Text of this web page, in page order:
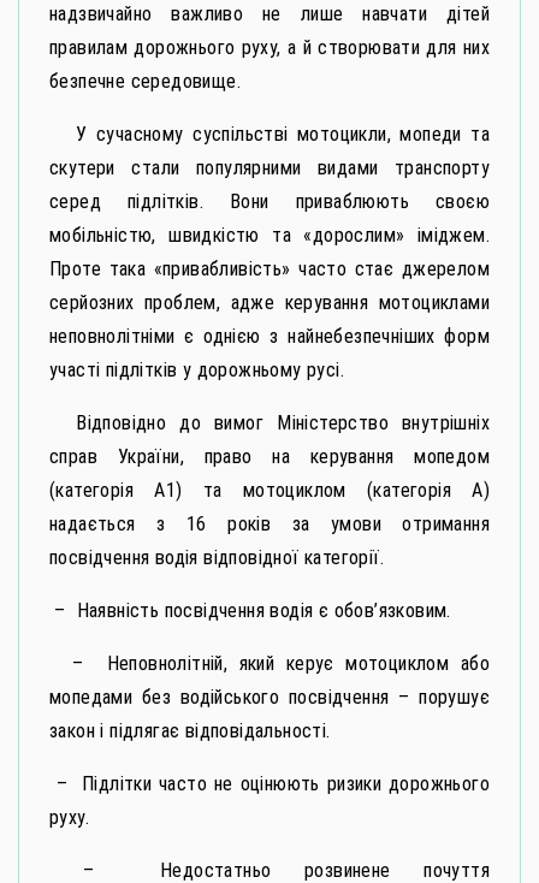
надзвичайно важливо не лише навчати дітей
правилам дорожнього руху, а й створювати для них
безпечне середовище.
У сучасному суспільстві мотоцикли, мопеди та
скутери стали популярними видами транспорту
серед підлітків. Вони приваблюють своєю
мобільністю, швидкістю та «дорослим» іміджем.
Проте така «привабливість» часто стає джерелом
серйозних проблем, адже керування мотоциклами
неповнолітніми є однією з найнебезпечніших форм
участі підлітків у дорожньому русі.
Відповідно до вимог Міністерство внутрішніх
справ України, право на керування мопедом
(категорія А1) та мотоциклом (категорія А)
надається з 16 років за умови отримання
посвідчення водія відповідної категорії.
– Наявність посвідчення водія є обов’язковим.
– Неповнолітній, який керує мотоциклом або
мопедами без водійського посвідчення – порушує
закон і підлягає відповідальності.
– Підлітки часто не оцінюють ризики дорожнього
руху.
– Недостатньо розвинене почуття